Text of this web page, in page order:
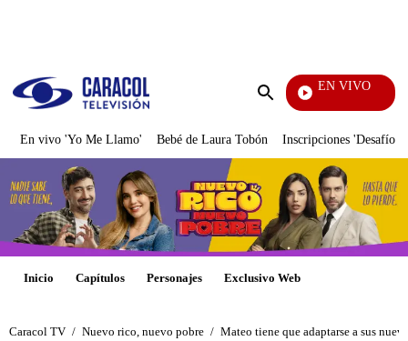
Enviar
EN VIVO
La Red
En vivo 'Yo Me Llamo' Bebé de Laura Tobón Inscripciones 'Desafío'
Inicio Capítulos Personajes Exclusivo Web
Caracol TV / Nuevo rico, nuevo pobre / Mateo tiene que adaptarse a sus